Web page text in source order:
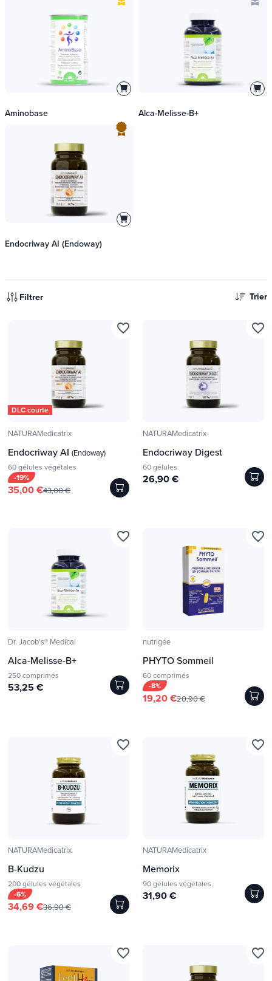
Aminobase Alca-Melisse-B+
Endocriway AI (Endoway)
Filtrer Trier
DLC courte
NATURAMedicatrix
Endocriway AI (Endoway)
60 gélules végétales
-19%
35,00 €43,00 €
favorite_border
NATURAMedicatrix
Endocriway Digest
60 gélules
26,90 €
favorite_border
Dr. Jacob's® Medical
Alca-Melisse-B+
250 comprimés
53,25 €
favorite_border
nutrigée
PHYTO Sommeil
60 comprimés
-8%
19,20 €20,90 €
favorite_border
NATURAMedicatrix
B-Kudzu
200 gélules végétales
-6%
34,69 €36,90 €
favorite_border
NATURAMedicatrix
Memorix
90 gélules végétales
31,90 €
favorite_border
favorite_border favorite_border